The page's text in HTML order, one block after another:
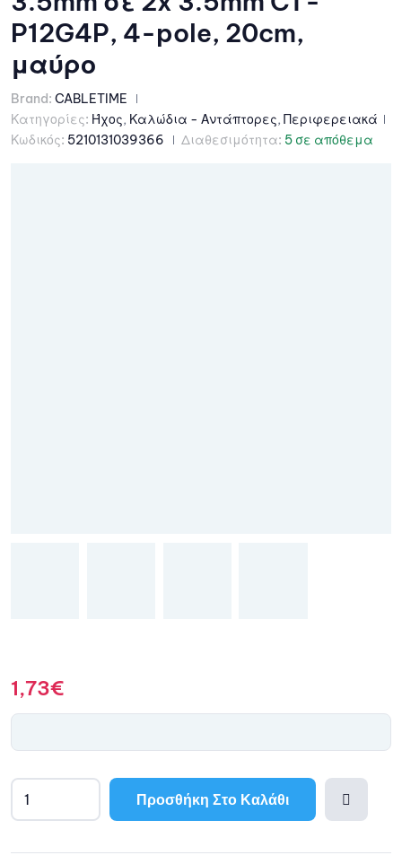
P12G4P, 4-pole, 20cm,
μαύρο
Brand: CABLETIME
Κατηγορίες: Ήχος, Καλώδια - Αντάπτορες, Περιφερειακά
Κωδικός: 5210131039366 Διαθεσιμότητα: 5 σε απόθεμα
1,73€
Προσθήκη Στο Καλάθι
l